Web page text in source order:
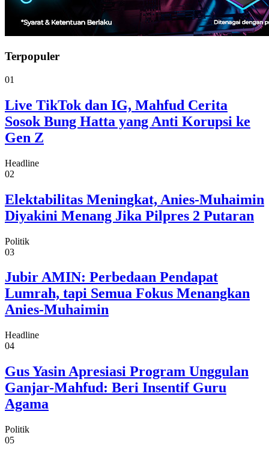
Terpopuler
01
Live TikTok dan IG, Mahfud Cerita
Sosok Bung Hatta yang Anti Korupsi ke
Gen Z
Headline
02
Elektabilitas Meningkat, Anies-Muhaimin
Diyakini Menang Jika Pilpres 2 Putaran
Politik
03
Jubir AMIN: Perbedaan Pendapat
Lumrah, tapi Semua Fokus Menangkan
Anies-Muhaimin
Headline
04
Gus Yasin Apresiasi Program Unggulan
Ganjar-Mahfud: Beri Insentif Guru
Agama
Politik
05